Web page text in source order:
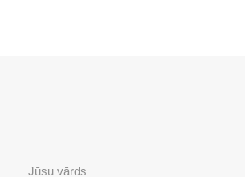
Jūsu vārds